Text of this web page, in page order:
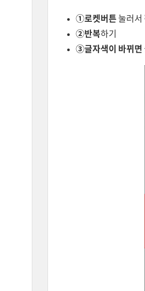
①로켓버튼 눌러서
②반복하기
③글자색이 바뀌면